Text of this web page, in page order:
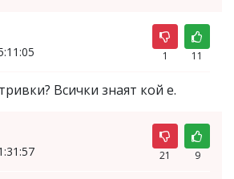
1 11
Всички знаят кой е.
21 9